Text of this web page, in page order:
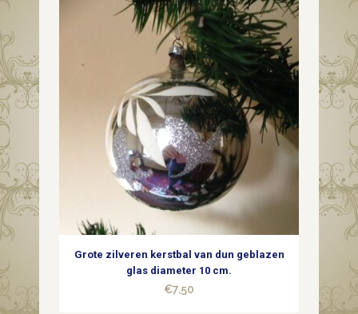
Grote zilveren kerstbal van dun geblazen
glas diameter 10 cm.
€7,50